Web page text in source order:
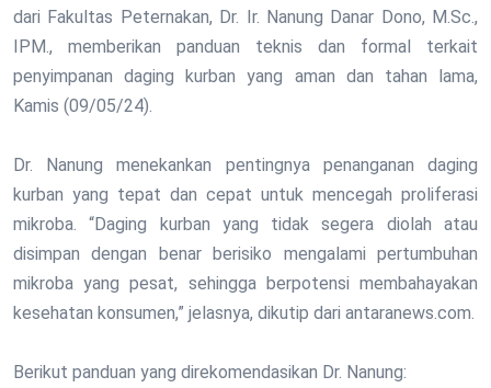
dari Fakultas Peternakan, Dr. Ir. Nanung Danar Dono, M.Sc.,
IPM., memberikan panduan teknis dan formal terkait
penyimpanan daging kurban yang aman dan tahan lama,
Kamis (09/05/24).
Dr. Nanung menekankan pentingnya penanganan daging
kurban yang tepat dan cepat untuk mencegah proliferasi
mikroba. “Daging kurban yang tidak segera diolah atau
disimpan dengan benar berisiko mengalami pertumbuhan
mikroba yang pesat, sehingga berpotensi membahayakan
kesehatan konsumen,” jelasnya, dikutip dari antaranews.com.
Berikut panduan yang direkomendasikan Dr. Nanung: